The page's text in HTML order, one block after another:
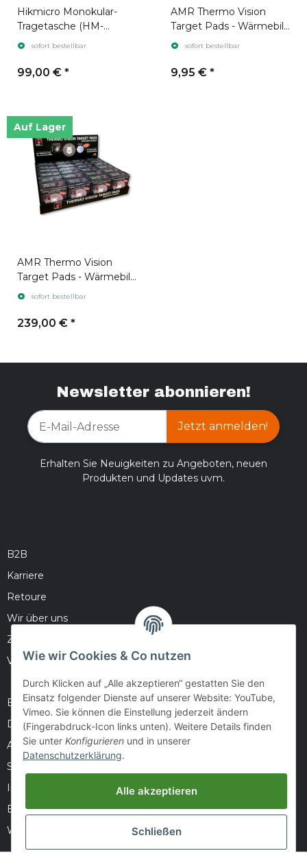
Hikmicro Monokular-
Tragetasche (HM-
MONO BAG)
sofort bestellbar
99,00 € *
AMR Thermo Vision
Target Pads - Wärmebild
Zielpads 10 Stück
sofort bestellbar
9,95 € *
Auf Lager
AMR Thermo Vision
Target Pads - Wärmebild
Zielpads Display
sofort bestellbar
239,00 € *
Newsletter abonnieren!
Jetzt anmelden!
Erhalten Sie Neuigkeiten zu Angeboten, neuen
Produkten und Updates uvm.
B2B
Karriere
Retoure
Wir über uns
Zahlungsmöglichkeiten
Versandinformationen
Barrierefreiheitserklärung
Datenschutz
AGB
Sitemap
Batteriegesetzhinweise
Widerrufsrecht
Wie wir Cookies & Co nutzen
Durch Klicken auf „Alle akzeptieren“ gestatten Sie den
Einsatz folgender Dienste auf unserer Website: YouTube,
Vimeo. Sie können die Einstellung jederzeit ändern
(Fingerabdruck-Icon links unten). Weitere Details finden
Sie unter Konfigurieren und in unserer
Datenschutzerklärung.
Alle akzeptieren
Schließen